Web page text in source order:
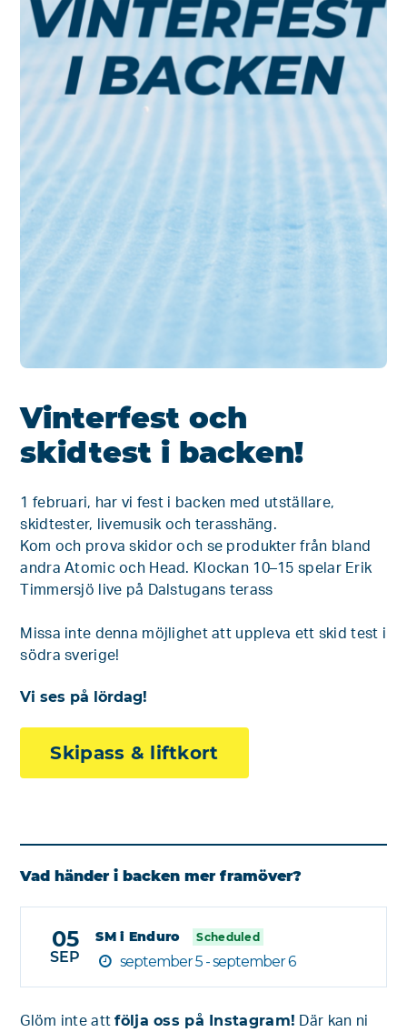
Vinterfest och
skidtest i backen!
1 februari, har vi fest i backen med utställare,
skidtester, livemusik och terasshäng.
Kom och prova skidor och se produkter från bland
andra Atomic och Head. Klockan 10–15 spelar Erik
Timmersjö live på Dalstugans terass
Missa inte denna möjlighet att uppleva ett skid test i
södra sverige!
Vi ses på lördag!
Skipass & liftkort
Vad händer i backen mer framöver?
05
SEP
SM i Enduro Scheduled
september 5 - september 6
Glöm inte attfölja oss på Instagram! Där kan ni